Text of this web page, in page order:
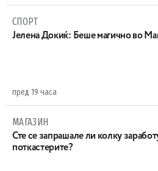
СПОРТ
Јелена Докиќ: Беше магично во
пред 19 часа
МАГАЗИН
Сте се запрашале ли колку
поткастерите?